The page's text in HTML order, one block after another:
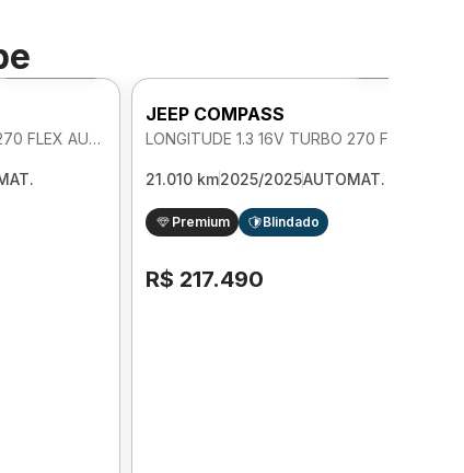
Foto 360º
LONGITUDE 1.3 16V TURBO 270 FLEX AUTOMATICO
JEEP COMPASS
21.010 km2025/2025AUTOMAT.
Premium Blindado
R$ 217.490